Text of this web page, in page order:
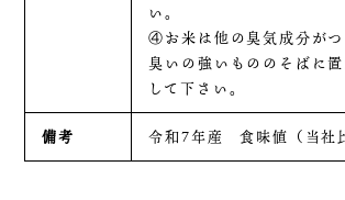
い。
④お米は他の臭気成分がつ
臭いの強いもののそばに
して下さい。
備考 令和7年産 食味値（当社